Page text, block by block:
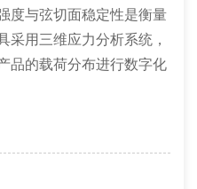
度与弦切面稳定性是衡量
采用三维应力分析系统，
品的载荷分布进行数字化